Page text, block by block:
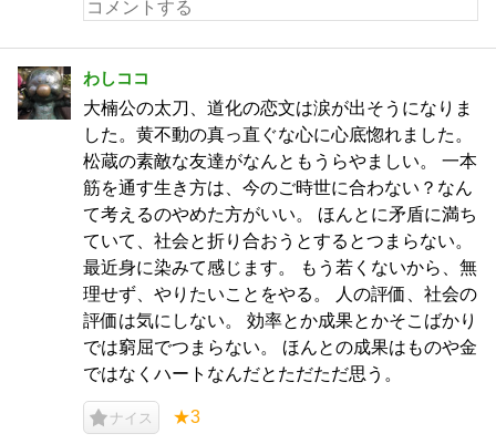
わしココ
大楠公の太刀、道化の恋文は涙が出そうになりま
した。黄不動の真っ直ぐな心に心底惚れました。
松蔵の素敵な友達がなんともうらやましい。 一本
筋を通す生き方は、今のご時世に合わない？なん
て考えるのやめた方がいい。 ほんとに矛盾に満ち
ていて、社会と折り合おうとするとつまらない。
最近身に染みて感じます。 もう若くないから、無
理せず、やりたいことをやる。 人の評価、社会の
評価は気にしない。 効率とか成果とかそこばかり
では窮屈でつまらない。 ほんとの成果はものや金
ではなくハートなんだとただただ思う。
ナイス ★3